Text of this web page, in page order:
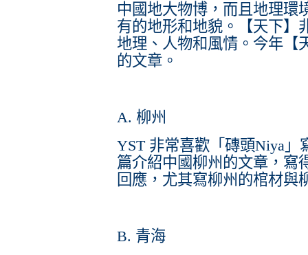
中國地大物博，而且地理環
有的地形和地貌。【天下】
地理、人物和風情。今年【
的文章。
A. 柳州
YST 非常喜歡「磚頭Niya」
篇介紹中國柳州的文章，寫
回應，尤其寫柳州的棺材與
B. 青海